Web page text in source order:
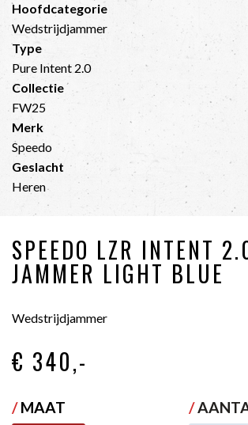
Hoofdcategorie
Wedstrijdjammer
Type
Pure Intent 2.0
Collectie
FW25
Merk
Speedo
Geslacht
Heren
SPEEDO LZR INTENT
JAMMER LIGHT BLUE
Wedstrijdjammer
€ 340,-
/MAAT /